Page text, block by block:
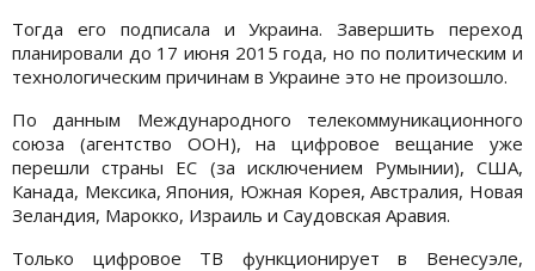
Тогда его подписала и Украина. Завершить переход
планировали до 17 июня 2015 года, но по политическим и
технологическим причинам в Украине это не произошло.
По данным Международного телекоммуникационного
союза (агентство ООН), на цифровое вещание уже
перешли страны ЕС (за исключением Румынии), США,
Канада, Мексика, Япония, Южная Корея, Австралия, Новая
Зеландия, Марокко, Израиль и Саудовская Аравия.
Только цифровое ТВ функционирует в Венесуэле,